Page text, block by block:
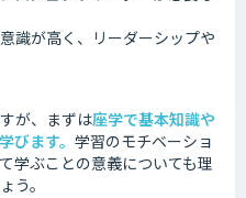
識が高く、リーダーシップや
が、まずは座学で基本知識や
びます。 学習のモチベーショ
学ぶことの意義についても理
う。